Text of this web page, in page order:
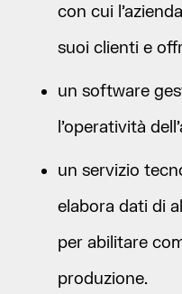
con cui
suoi clienti e
un software
l’operatività
un servizio
elabora dati di
per abilitare
produzione.